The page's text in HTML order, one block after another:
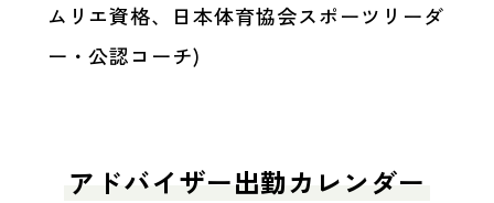
ムリエ資格、日本体育協会スポーツリーダ
ー・公認コーチ)
アドバイザー出勤カレンダー